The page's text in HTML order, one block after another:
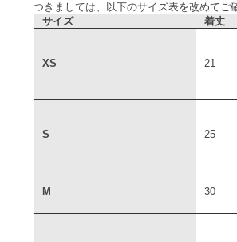
つきましては、以下のサイズ表を改めて
サイズ
着丈
XS 21
S 25
M 30